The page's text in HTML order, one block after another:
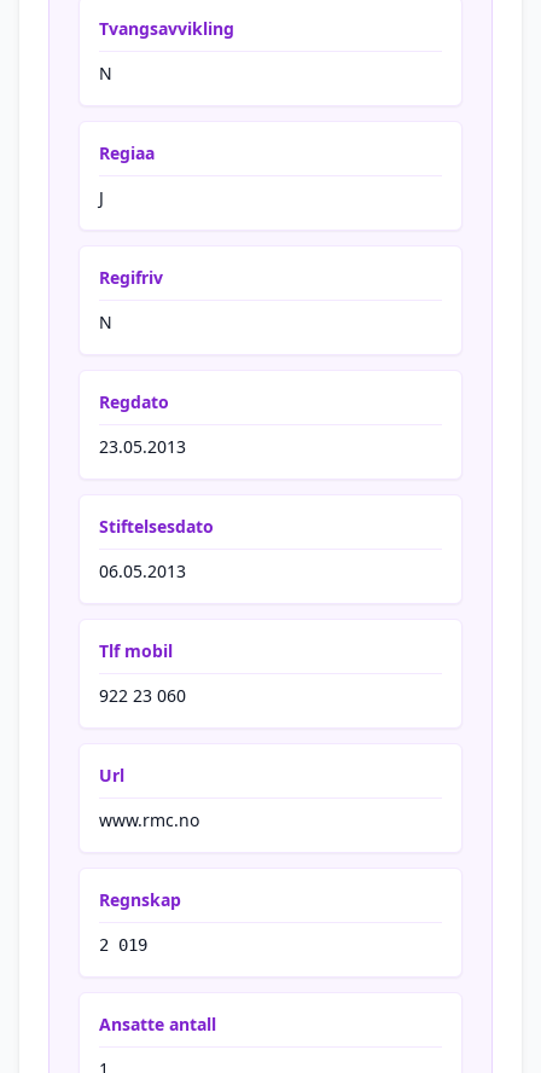
Tvangsavvikling
N
Regiaa
J
Regifriv
N
Regdato
23.05.2013
Stiftelsesdato
06.05.2013
Tlf mobil
922 23 060
Url
www.rmc.no
Regnskap
2 019
Ansatte antall